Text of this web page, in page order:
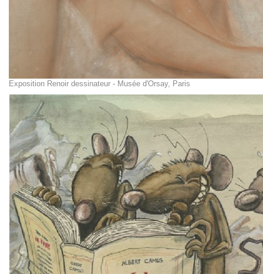
Exposition Renoir dessinateur - Musée d'Orsay, Paris